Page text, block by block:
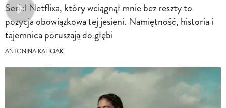
Serial Netflixa, który wciągnął mnie bez reszty to
pozycja obowiązkowa tej jesieni. Namiętność, historia i
tajemnica poruszają do głębi
ANTONINA KALICIAK